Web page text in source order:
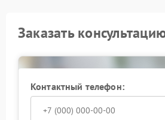
Заказать
Контактный телефон: